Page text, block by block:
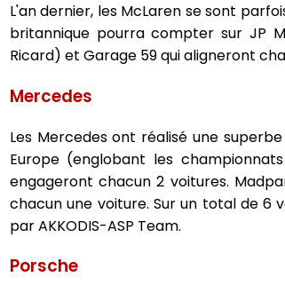
L'an dernier, les McLaren se sont
britannique pourra compter sur JP
Ricard) et Garage 59 qui aligneront
Mercedes
Les Mercedes ont réalisé une
Europe (englobant les
engageront chacun 2 voitures.
chacun une voiture. Sur un total de 6
par AKKODIS-ASP Team.
Porsche